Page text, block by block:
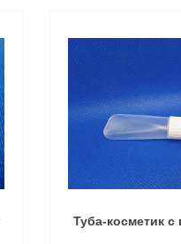
Туба-косметик